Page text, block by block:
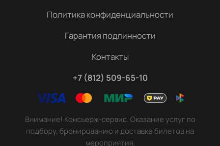
Политика конфиденциальности
Гарантия подлинности
Контакты
+7 (812) 509-65-10
Внимание! Консьерж-сервис. Оказание услуг по
подбору, бронированию и доставке билетов на
мероприятия.